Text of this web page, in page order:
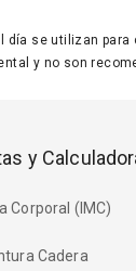
se utilizan
y no son
y
Corporal (IMC)
Cadera